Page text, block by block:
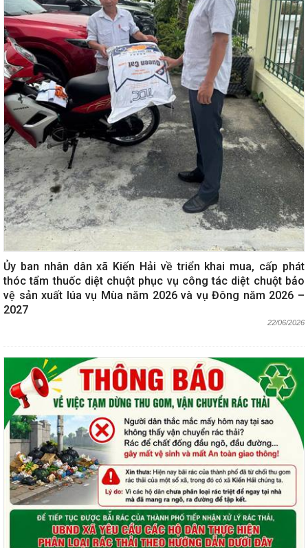
Ủy ban nhân dân xã Kiến Hải về triển khai mua, cấp phát
thóc tẩm thuốc diệt chuột phục vụ công tác diệt chuột bảo
vệ sản xuất lúa vụ Mùa năm 2026 và vụ Đông năm 2026 –
2027
22/06/2026